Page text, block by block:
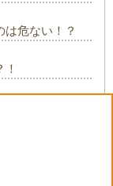
は危ない！？
by PORTALS｜